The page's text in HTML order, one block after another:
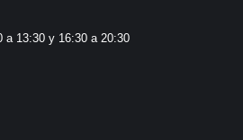
a 13:30 y 16:30 a 20:30